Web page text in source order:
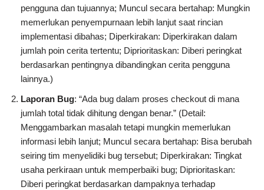
pengguna dan tujuannya; Muncul secara bertahap: Mungkin
memerlukan penyempurnaan lebih lanjut saat rincian
implementasi dibahas; Diperkirakan: Diperkirakan dalam
jumlah poin cerita tertentu; Diprioritaskan: Diberi peringkat
berdasarkan pentingnya dibandingkan cerita pengguna
lainnya.)
Laporan Bug: “Ada bug dalam proses checkout di mana
jumlah total tidak dihitung dengan benar.” (Detail:
Menggambarkan masalah tetapi mungkin memerlukan
informasi lebih lanjut; Muncul secara bertahap: Bisa berubah
seiring tim menyelidiki bug tersebut; Diperkirakan: Tingkat
usaha perkiraan untuk memperbaiki bug; Diprioritaskan:
Diberi peringkat berdasarkan dampaknya terhadap